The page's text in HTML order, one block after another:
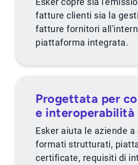
fatture clienti sia la
fatture fornitori
piattaforma integrata.
Progettata per
e interoperabilità
Esker aiuta le aziende a
formati strutturati,
certificate, requisiti di